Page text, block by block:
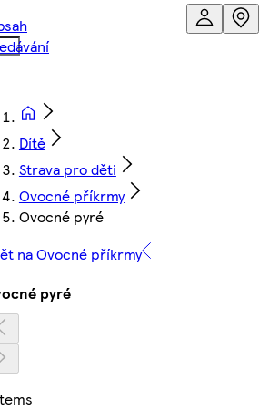
Dítě
Strava pro děti
Ovocné příkrmy
Ovocné pyré
na Ovocné příkrmy
pyré